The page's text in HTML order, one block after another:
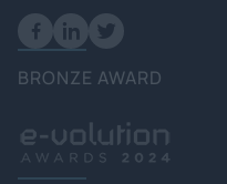
BRONZE AWARD